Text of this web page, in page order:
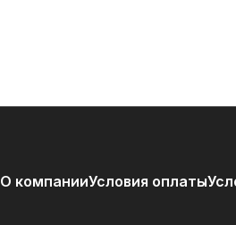
О компанииУсловия оплаты